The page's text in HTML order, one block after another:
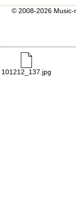
© 2008-2026 Music-
101212_137.jpg